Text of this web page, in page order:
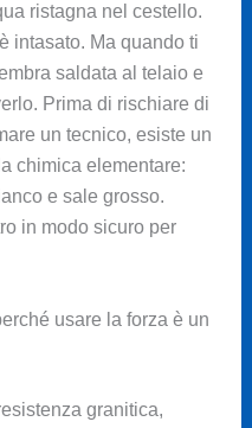
ristagna nel cestello.
intasato. Ma quando ti
saldata al telaio e
Prima di rischiare di
un tecnico, esiste un
chimica elementare:
e sale grosso.
in modo sicuro per
usare la forza è un
granitica,